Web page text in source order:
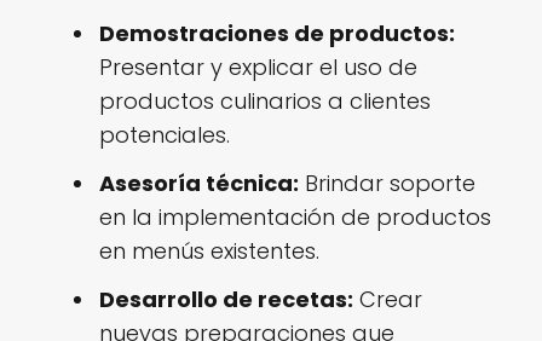
Demostraciones de productos:
Presentar y explicar el uso de
productos culinarios a clientes
potenciales.
Asesoría técnica: Brindar soporte
en la implementación de productos
en menús existentes.
Desarrollo de recetas: Crear
nuevas preparaciones que